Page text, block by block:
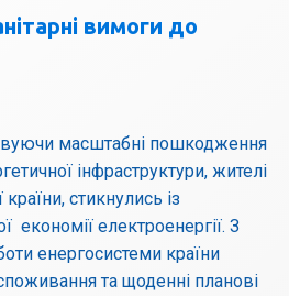
вимоги до
масштабні пошкодження
інфраструктури, жителі
країни, стикнулись із
економії електроенергії. З
енергосистеми країни
та щоденні планові